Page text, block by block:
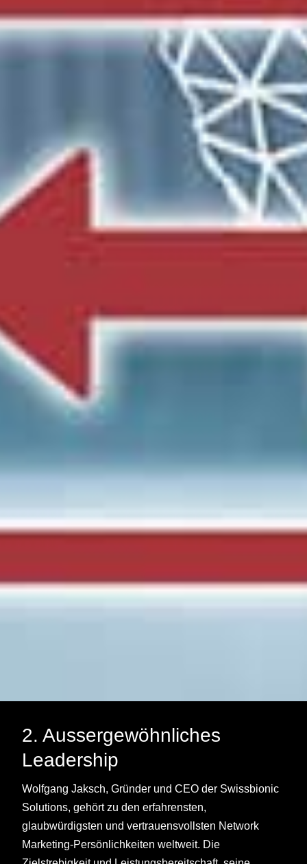
2. Aussergewöhnliches
Leadership
Wolfgang Jaksch, Gründer und CEO der Swissbionic
Solutions, gehört zu den erfahrensten,
glaubwürdigsten und vertrauensvollsten Network
Marketing-Persönlichkeiten weltweit. Die